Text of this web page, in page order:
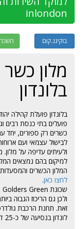
inlondon
בוקינג.קום
מלון
בלונדון
בלונדון פועלת קהילה
פועלים בתי כנסת רבים
כשרים רק ספורים, יחד
לבישול עצמאי ועם
ולעיתים עדיפה על מלון.
למיקום בהם נמצאים
המלון הכשרים
לחצו כאן.
ולכן גם הריכוז הגבוה
זאת. תחנת הרכבת
לונדון בנסיעה של כ-25 דקות.